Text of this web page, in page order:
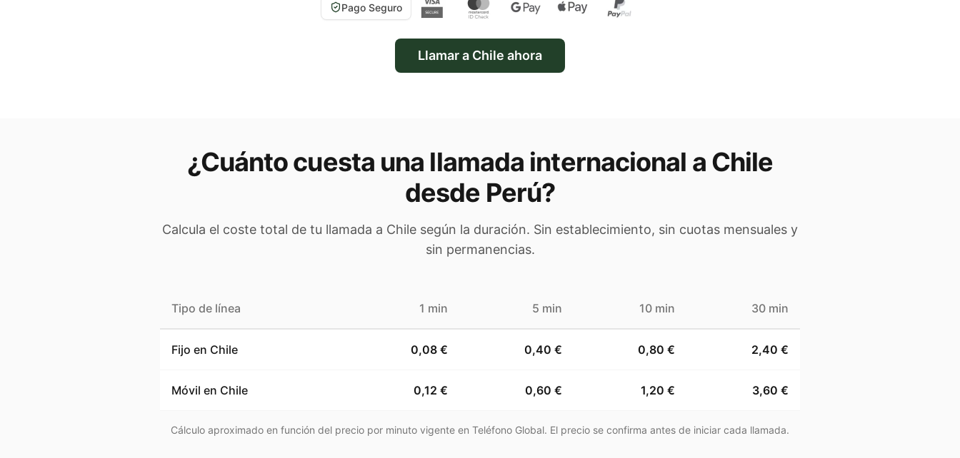
Pago Seguro
Llamar a Chile ahora
¿Cuánto cuesta una llamada internacional a Chile
desde Perú?
Calcula el coste total de tu llamada a Chile según la duración. Sin establecimiento, sin cuotas mensuales y
sin permanencias.
Tipo de línea 1 min 5 min 10 min 30 min
Fijo en Chile 0,08 € 0,40 € 0,80 € 2,40 €
Móvil en Chile 0,12 € 0,60 € 1,20 € 3,60 €
Cálculo aproximado en función del precio por minuto vigente en Teléfono Global. El precio se confirma antes de iniciar cada llamada.